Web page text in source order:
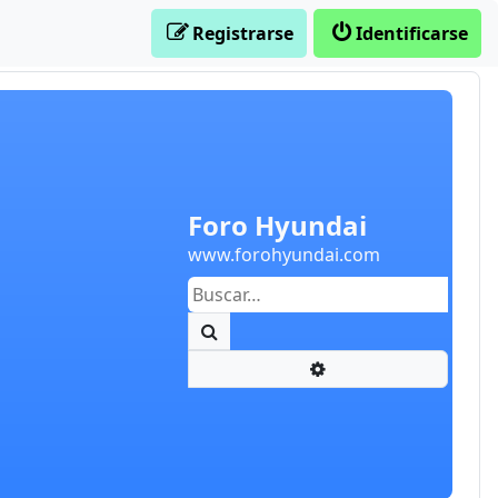
Foro Hyundai
www.forohyundai.com
Identificarse
Registrarse